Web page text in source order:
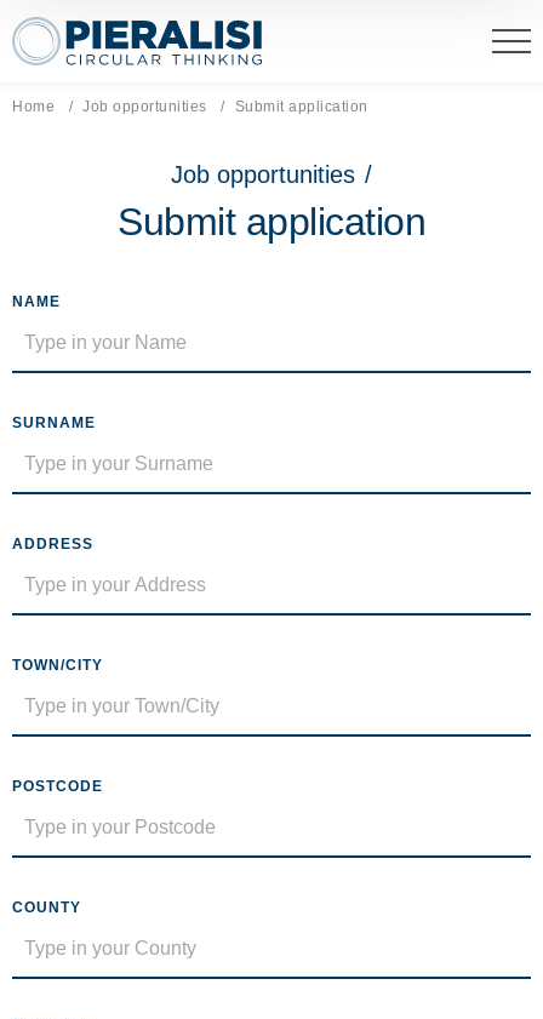
Pieralisi Maip Spa
Home Job opportunities Current page:
Submit application
Job opportunities /
Submit application
NAME
SURNAME
ADDRESS
TOWN/CITY
POSTCODE
COUNTY